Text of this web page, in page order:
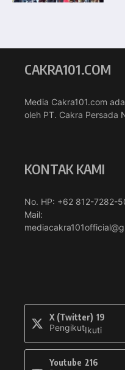
CAKRA101.COM
Media Cakra101.com
oleh PT. Cakra Persada
KONTAK KAMI
No. HP: +62 812-7282-
Mail:
X (Twitter) 19
PengikutIkuti
Youtube 216